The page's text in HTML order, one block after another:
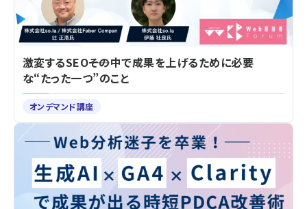
激変するSEO――その中で成果を上げるために必要
な“たった一つ”のこと
オンデマンド講座